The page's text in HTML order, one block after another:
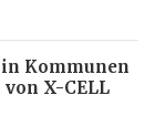
Kommunen
X-CELL